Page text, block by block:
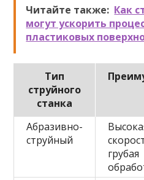
Читайте также: Как
могут ускорить
пластиковых
Тип
струйного
станка
Абразивно-
струйный
грубая